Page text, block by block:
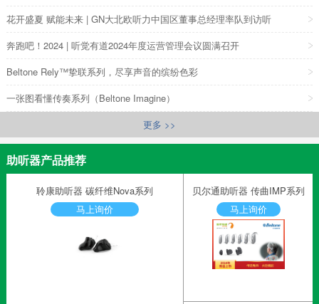
花开盛夏 赋能未来 | GN大北欧听力中国区董事总经理率队到访听
奔跑吧！2024 | 听觉有道2024年度运营管理会议圆满召开
Beltone Rely™挚联系列，尽享声音的缤纷色彩
一张图看懂传奏系列（Beltone Imagine）
更多 >>
助听器产品推荐
聆康助听器 碳纤维Nova系列
马上询价
贝尔通助听器 传曲IMP系列
马上询价